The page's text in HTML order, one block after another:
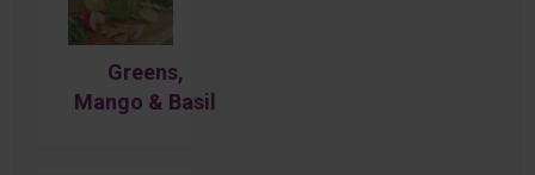
Pineapple &
mint
Greens,
Mango & Basil